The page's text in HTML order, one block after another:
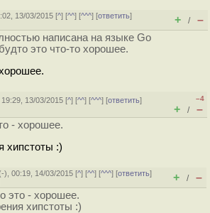
13/03/2015 [^] [^^] [^^^] [ответить]
+ / –
написана на языке Go
это что-то хорошее.
19:29, 13/03/2015 [^] [^^] [^^^] [ответить]
–4
+ / –
- хорошее.
хипстоты :)
-), 00:19, 14/03/2015 [^] [^^] [^^^] [ответить]
+ / –
это - хорошее.
хипстоты :)